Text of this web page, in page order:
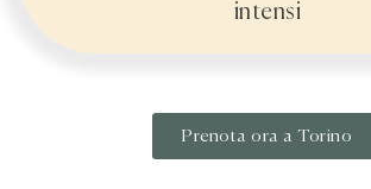
intensi
Prenota ora a Torino